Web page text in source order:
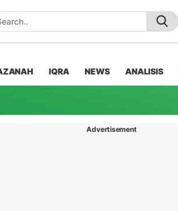
IQRA NEWS ANALISIS
Advertisement